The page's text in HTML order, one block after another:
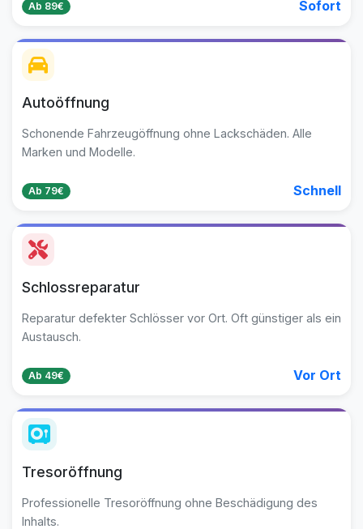
Ab 89€ Sofort
Autoöffnung
Schonende Fahrzeugöffnung ohne Lackschäden. Alle
Marken und Modelle.
Ab 79€ Schnell
Schlossreparatur
Reparatur defekter Schlösser vor Ort. Oft günstiger als ein
Austausch.
Ab 49€ Vor Ort
Tresoröffnung
Professionelle Tresoröffnung ohne Beschädigung des
Inhalts.